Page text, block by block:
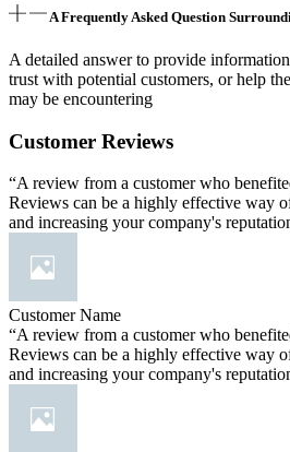
A Frequently Asked Question
A detailed answer to provide
trust with potential customers, or help
may be encountering
Customer Reviews
“A review from a customer who
Reviews can be a highly effective way
and increasing your company's
Customer Name
“A review from a customer who
Reviews can be a highly effective way
and increasing your company's